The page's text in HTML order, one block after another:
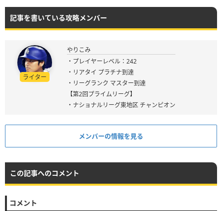
記事を書いている攻略メンバー
ライター
やりこみ
・プレイヤーレベル：242
・リアタイ プラチナ到達
・リーグランク マスター到達
【第2回プライムリーグ】
・ナショナルリーグ東地区 チャンピオン
メンバーの情報を見る
この記事へのコメント
コメント